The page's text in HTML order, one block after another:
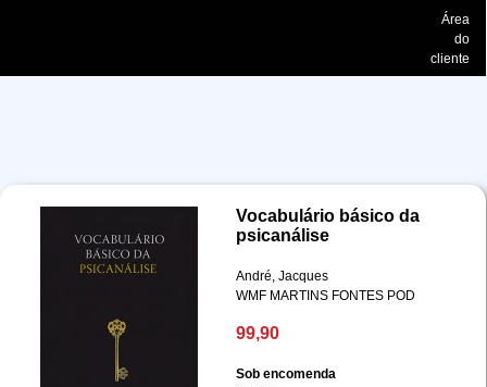
Área
do
cliente
Vocabulário básico da
psicanálise
André, Jacques
WMF MARTINS FONTES POD
99,90
Sob encomenda